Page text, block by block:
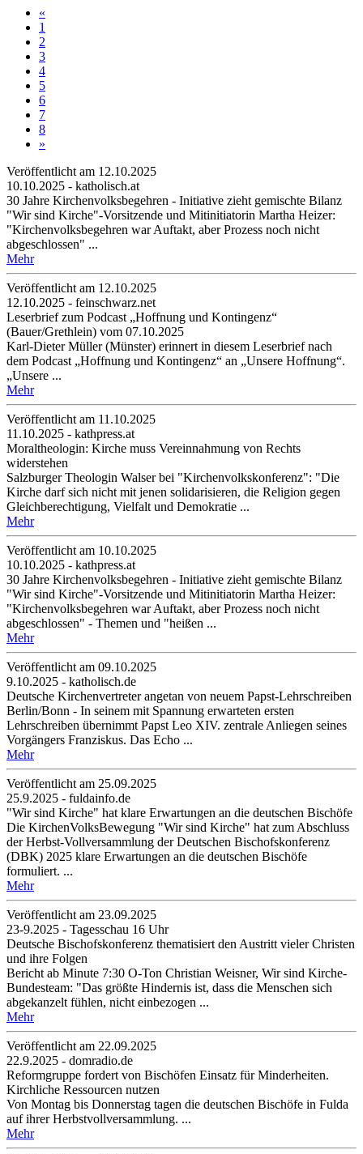
«
1
2
3
4
5
6
7
8
»
Veröffentlicht am 12­.10.2025
10.10.2025 - katholisch.at
30 Jahre Kirchenvolksbegehren - Initiative zieht gemischte Bilanz
"Wir sind Kirche"-Vorsitzende und Mitinitiatorin Martha Heizer:
"Kirchenvolksbegehren war Auftakt, aber Prozess noch nicht
abgeschlossen" ...
Mehr
Veröffentlicht am 12­.10.2025
12.10.2025 - feinschwarz.net
Leserbrief zum Podcast „Hoffnung und Kontingenz“
(Bauer/Grethlein) vom 07.10.2025
Karl-Dieter Müller (Münster) erinnert in diesem Leserbrief nach
dem Podcast „Hoffnung und Kontingenz“ an „Unsere Hoffnung“.
„Unsere ...
Mehr
Veröffentlicht am 11­.10.2025
11.10.2025 - kathpress.at
Moraltheologin: Kirche muss Vereinnahmung von Rechts
widerstehen
Salzburger Theologin Walser bei "Kirchenvolkskonferenz": "Die
Kirche darf sich nicht mit jenen solidarisieren, die Religion gegen
Gleichberechtigung, Vielfalt und Demokratie ...
Mehr
Veröffentlicht am 10­.10.2025
10.10.2025 - kathpress.at
30 Jahre Kirchenvolksbegehren - Initiative zieht gemischte Bilanz
"Wir sind Kirche"-Vorsitzende und Mitinitiatorin Martha Heizer:
"Kirchenvolksbegehren war Auftakt, aber Prozess noch nicht
abgeschlossen" - Themen und "heißen ...
Mehr
Veröffentlicht am 09­.10.2025
9.10.2025 - katholisch.de
Deutsche Kirchenvertreter angetan von neuem Papst-Lehrschreiben
Berlin/Bonn ‐ In seinem mit Spannung erwarteten ersten
Lehrschreiben übernimmt Papst Leo XIV. zentrale Anliegen seines
Vorgängers Franziskus. Das Echo ...
Mehr
Veröffentlicht am 25­.09.2025
25.9.2025 - fuldainfo.de
"Wir sind Kirche" hat klare Erwartungen an die deutschen Bischöfe
Die KirchenVolksBewegung "Wir sind Kirche" hat zum Abschluss
der Herbst-Vollversammlung der Deutschen Bischofskonferenz
(DBK) 2025 klare Erwartungen an die deutschen Bischöfe
formuliert. ...
Mehr
Veröffentlicht am 23­.09.2025
23-9.2025 - Tagesschau 16 Uhr
Deutsche Bischofskonferenz thematisiert den Austritt vieler Christen
und ihre Folgen
Bericht ab Minute 7:30 O-Ton Christian Weisner, Wir sind Kirche-
Bundesteam: "Das größte Hindernis ist, dass die Menschen sich
abgekanzelt fühlen, nicht einbezogen ...
Mehr
Veröffentlicht am 22­.09.2025
22.9.2025 - domradio.de
Reformgruppe fordert von Bischöfen Einsatz für Minderheiten.
Kirchliche Ressourcen nutzen
Von Montag bis Donnerstag tagen die deutschen Bischöfe in Fulda
auf ihrer Herbstvollversammlung. ...
Mehr